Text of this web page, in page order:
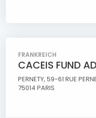
FRANKREICH
CACEIS FUND
PERNETY, 59-61 RUE
75014 PARIS